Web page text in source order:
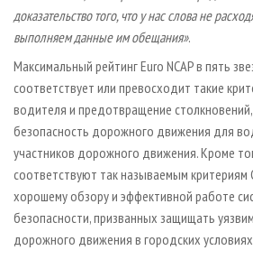
доказательство того, что у нас слова не
выполняем данные им обещания».
Максимальный рейтинг Euro NCAP в пять
соответствует или превосходит такие
водителя и предотвращение
безопасность дорожного движения для
участников дорожного движения. Кроме
соответствуют так называемым критериям
хорошему обзору и эффективной работе
безопасности, призванных защищать
дорожного движения в городских